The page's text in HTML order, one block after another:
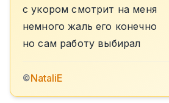
с укором смотрит на меня
немного жаль его конечно
но сам работу выбирал
©NataliE